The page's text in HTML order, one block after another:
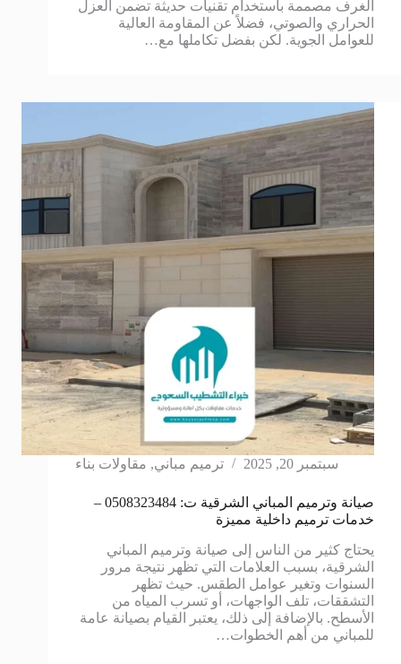
الغرف مصممة باستخدام تقنيات حديثة تضمن العزل
الحراري والصوتي، فضلاً عن المقاومة العالية
للعوامل الجوية. لكن بفضل تكاملها مع…
سبتمبر 20, 2025 ترميم مباني, مقاولات بناء
صيانة وترميم المباني الشرقية ت: 0508323484 –
خدمات ترميم داخلية مميزة
يحتاج كثير من الناس إلى صيانة وترميم المباني
الشرقية، بسبب العلامات التي تظهر نتيجة مرور
السنوات وتغير عوامل الطقس. حيث تظهر
التشققات، تلف الواجهات، أو تسرب المياه من
الأسطح. بالإضافة إلى ذلك، يعتبر القيام بصيانة عامة
للمباني من أهم الخطوات…